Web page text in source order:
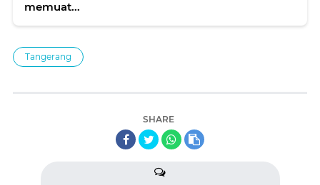
memuat...
Tangerang
SHARE